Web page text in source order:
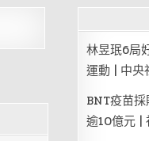
林昱珉6局
運動 | 中央
BNT疫苗
逾10億元 |